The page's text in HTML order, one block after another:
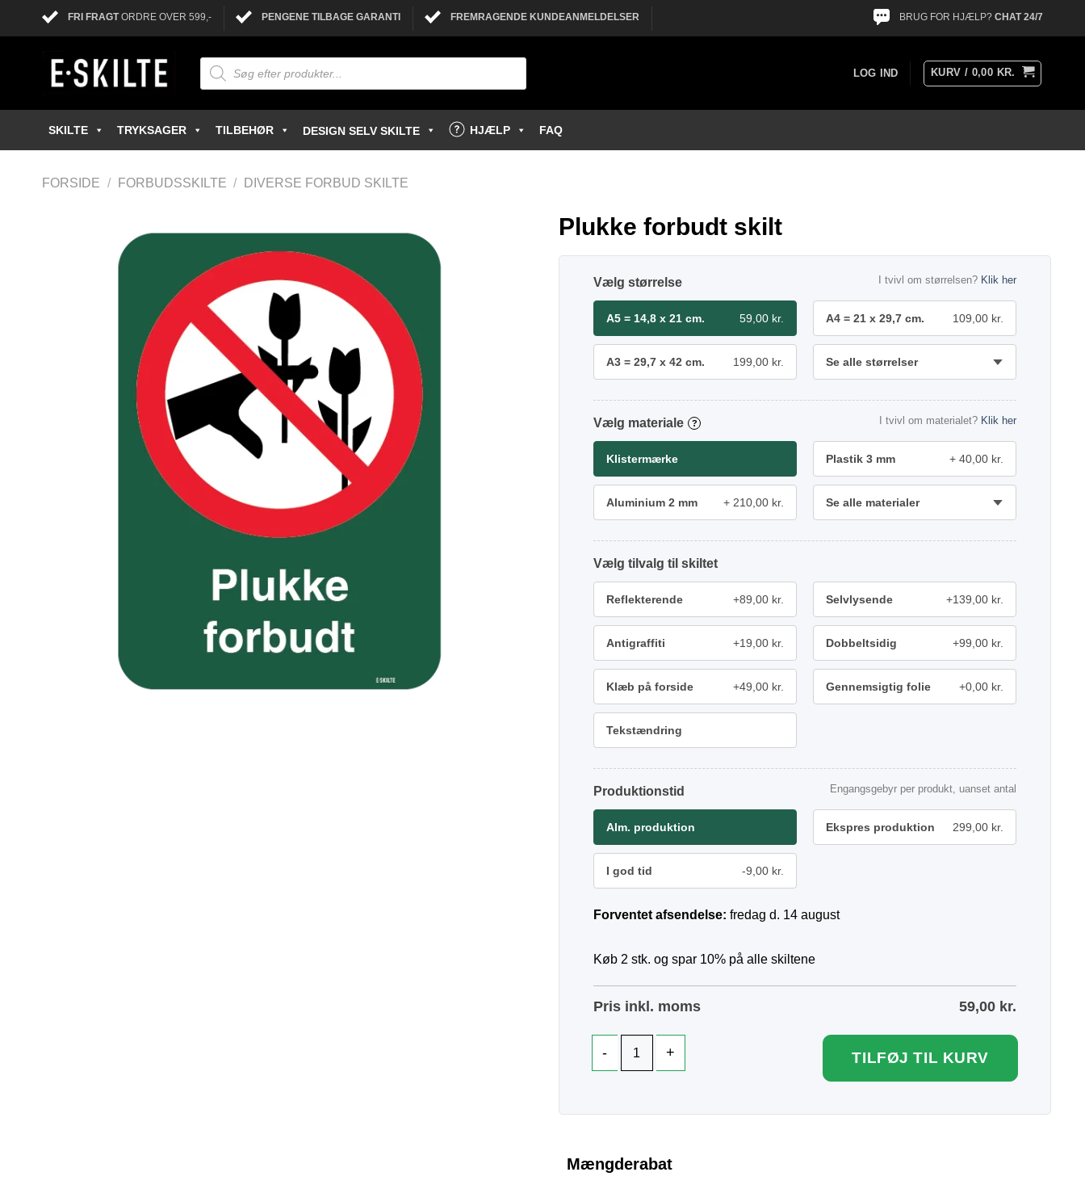
FRI FRAGTORDRE OVER 599,- PENGENE TILBAGE GARANTI FREMRAGENDE KUNDEANMELDELSER BRUG FOR HJÆLP? CHAT 24/7
LOG IND KURV / 0,00 KR.
SKILTE TRYKSAGER TILBEHØR DESIGN SELV SKILTE HJÆLP FAQ
FORSIDE / FORBUDSSKILTE / DIVERSE FORBUD SKILTE
Plukke forbudt skilt
størrelse I tvivl om størrelsen? Klik her
A5 = 14,8 x 21 cm. 59,00 kr. A4 = 21 x 29,7 cm. 109,00 kr.
A3 = 29,7 x 42 cm. 199,00 kr. Se alle størrelser
materiale ? I tvivl om materialet? Klik her
Klistermærke Plastik 3 mm 40,00 kr.
Aluminium 2 mm 210,00 kr. Se alle materialer
tilvalg
Reflekterende +89,00 kr. Selvlysende +139,00 kr.
Antigraffiti +19,00 kr. Dobbeltsidig +99,00 kr.
Klæb på forside +49,00 kr. Gennemsigtig folie +0,00 kr.
Tekstændring
Produktionstid Engangsgebyr per produkt, uanset antal
Alm. produktion Ekspres produktion 299,00 kr.
I god tid -9,00 kr.
Forventet afsendelse: fredag d. 14 august
Køb 2 stk. og spar 10% på alle skiltene
Pris inkl. moms 59,00 kr.
TILFØJ TIL KURV
Mængderabat